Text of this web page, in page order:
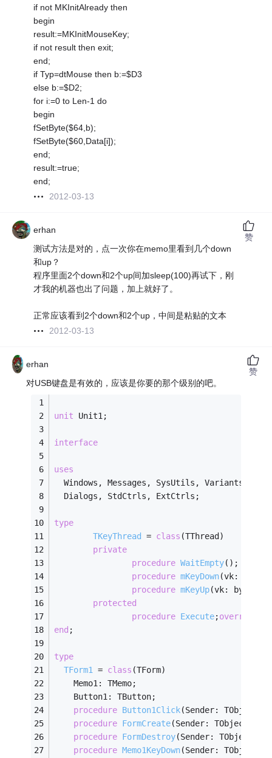
if not MKInitAlready then
begin
result:=MKInitMouseKey;
if not result then exit;
end;
if Typ=dtMouse then b:=$D3
else b:=$D2;
for i:=0 to Len-1 do
begin
fSetByte($64,b);
fSetByte($60,Data[i]);
end;
result:=true;
end;
2012-03-13
erhan
测试方法是对的，点一次你在memo里看到几个down
和up？
程序里面2个down和2个up间加sleep(100)再试下，刚
才我的机器也出了问题，加上就好了。
正常应该看到2个down和2个up，中间是粘贴的文本
2012-03-13
赞
erhan
对USB键盘是有效的，应该是你要的那个级别的吧。
unit Unit1;
interface
uses
Windows, Messages, SysUtils, Variants,
  Dialogs, StdCtrls, ExtCtrls;
type
TKeyThread
= class (TThread)
private
procedure WaitEmpty() ;
procedure mKeyDown(vk: byte)
procedure mKeyUp(vk: byte)
protected
procedure Execute;override
end ;
type
TForm1 = class (TForm)
    Memo1: TMemo;
    Button1: TButton;
procedure Button1Click(Sender: TObject)
procedure FormCreate(Sender: TObject)
procedure FormDestroy(Sender: TObject)
procedure Memo1KeyDown(Sender: TObject;
赞